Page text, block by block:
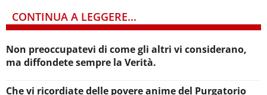
CONTINUA A LEGGERE...
Non preoccupatevi di come gli altri vi considerano,
ma diffondete sempre la Verità.
Che vi ricordiate delle povere anime del Purgatorio